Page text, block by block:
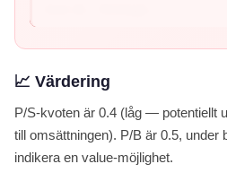
📈 Värdering
P/S-kvoten är 0.4 (låg — potentiellt
till omsättningen). P/B är 0.5, under
indikera en value-möjlighet.